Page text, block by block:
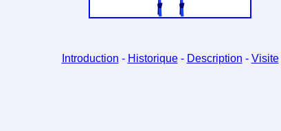
Introduction - Historique- Description - Visite